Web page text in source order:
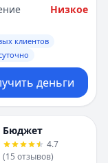
Низкое
клиентов
деньги
Бюджет
4.7
(15 отзывов)